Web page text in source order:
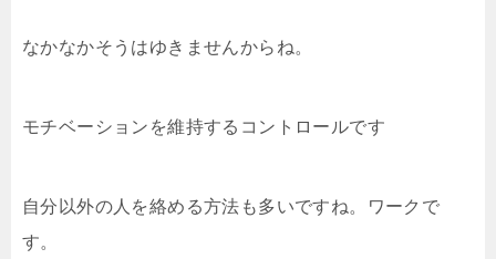
なかなかそうはゆきませんからね。
モチベーションを維持するコントロールです
自分以外の人を絡める方法も多いですね。ワークで
す。